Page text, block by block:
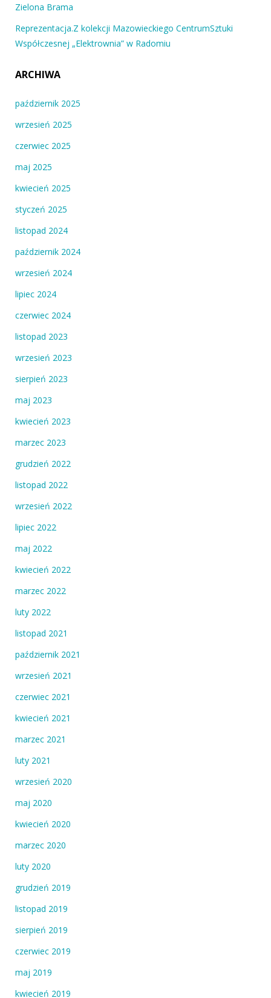
Zielona Brama
Reprezentacja.Z kolekcji Mazowieckiego CentrumSztuki
Współczesnej „Elektrownia” w Radomiu
ARCHIWA
październik 2025
wrzesień 2025
czerwiec 2025
maj 2025
kwiecień 2025
styczeń 2025
listopad 2024
październik 2024
wrzesień 2024
lipiec 2024
czerwiec 2024
listopad 2023
wrzesień 2023
sierpień 2023
maj 2023
kwiecień 2023
marzec 2023
grudzień 2022
listopad 2022
wrzesień 2022
lipiec 2022
maj 2022
kwiecień 2022
marzec 2022
luty 2022
listopad 2021
październik 2021
wrzesień 2021
czerwiec 2021
kwiecień 2021
marzec 2021
luty 2021
wrzesień 2020
maj 2020
kwiecień 2020
marzec 2020
luty 2020
grudzień 2019
listopad 2019
sierpień 2019
czerwiec 2019
maj 2019
kwiecień 2019